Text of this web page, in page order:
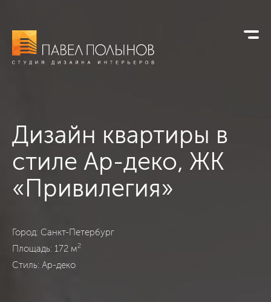
Дизайн квартиры в
стиле Ар-деко, ЖК
«Привилегия»
ЖК «Привилегия», Санкт-Петербург, Ар-деко, 172
Город: Санкт-Петербург
Площадь: 172 м2
Стиль: Ар-деко